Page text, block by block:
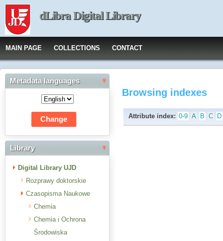
dLibra Digital Library
MAIN PAGE COLLECTIONS CONTACT
Metadata languages
Library
Digital Library UJD
Rozprawy doktorskie
Czasopisma Naukowe
Chemia
Chemia i Ochrona
Środowiska
Browsing indexes
Attribute index: 0-9 A B C D